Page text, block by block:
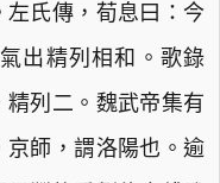
氏傳，荀息曰：今
出精列相和。歌錄
精列二。魏武帝集有
京師，謂洛陽也。逾